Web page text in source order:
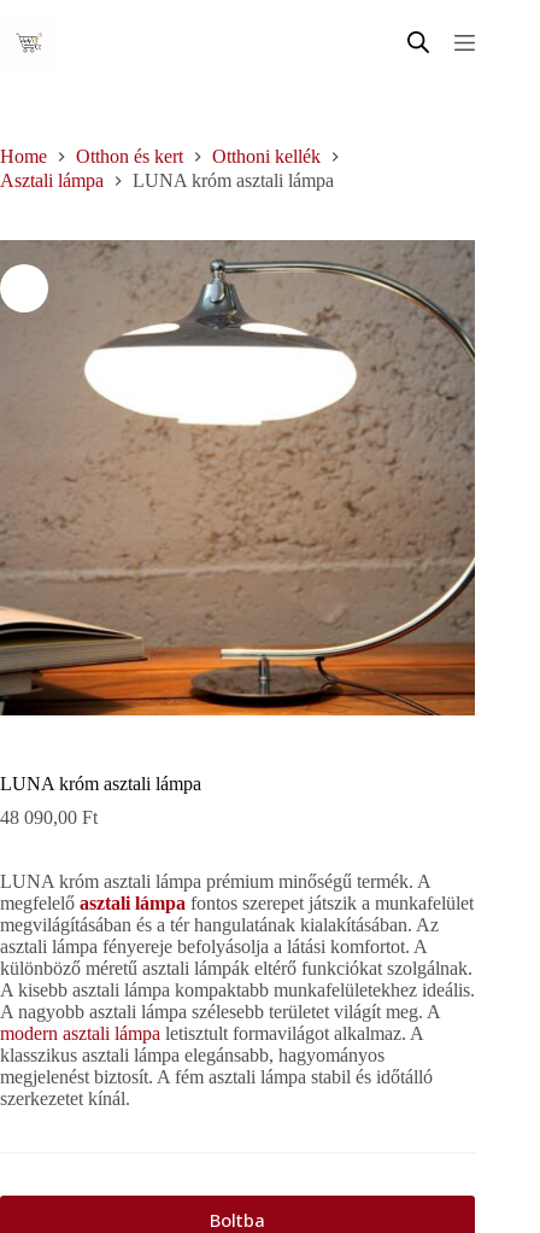
content
Home Otthon és kert
Otthoni kellék
Asztali lámpa
LUNA króm asztali lámpa
LUNA króm asztali lámpa
48 090,00 Ft
LUNA króm asztali lámpa prémium minőségű termék. A
megfelelő asztali lámpa fontos szerepet játszik a munkafelület
megvilágításában és a tér hangulatának kialakításában. Az
asztali lámpa fényereje befolyásolja a látási komfortot. A
különböző méretű asztali lámpák eltérő funkciókat szolgálnak.
A kisebb asztali lámpa kompaktabb munkafelületekhez ideális.
A nagyobb asztali lámpa szélesebb területet világít meg. A
modern asztali lámpa letisztult formavilágot alkalmaz. A
klasszikus asztali lámpa elegánsabb, hagyományos
megjelenést biztosít. A fém asztali lámpa stabil és időtálló
szerkezetet kínál.
Boltba